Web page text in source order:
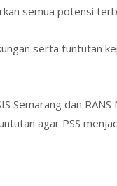
semua potensi
serta tuntutan
dan RANS
agar PSS